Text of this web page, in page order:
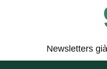
Newsletters